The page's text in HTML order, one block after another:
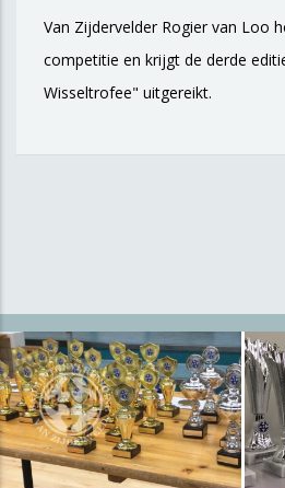
Van Zijdervelder Rogier van Loo
competitie en krijgt de derde
Wisseltrofee" uitgereikt.